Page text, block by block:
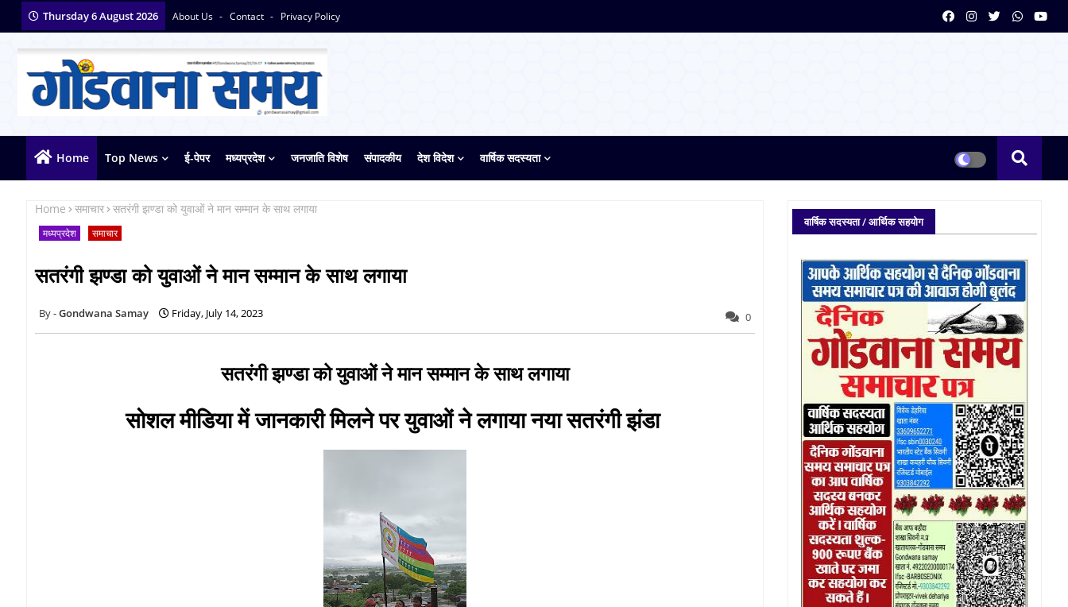
Thursday 6 August 2026 About Us Contact Privacy Policy
Home Top News ई-पेपर मध्यप्रदेश जनजाति विशेष संपादकीय देश विदेश वार्षिक सदस्यता
Home समाचार सतरंगी झण्डा को युवाओं ने मान सम्मान के साथ लगाया
मध्यप्रदेश समाचार
सतरंगी झण्डा को युवाओं ने मान सम्मान के साथ लगाया
Gondwana Samay Friday, July 14, 2023 0
सतरंगी झण्डा को युवाओं ने मान सम्मान के साथ लगाया
सोशल मीडिया में जानकारी मिलने पर युवाओं ने लगाया नया सतरंगी झंडा
वार्षिक सदस्यता / आर्थिक सहयोग